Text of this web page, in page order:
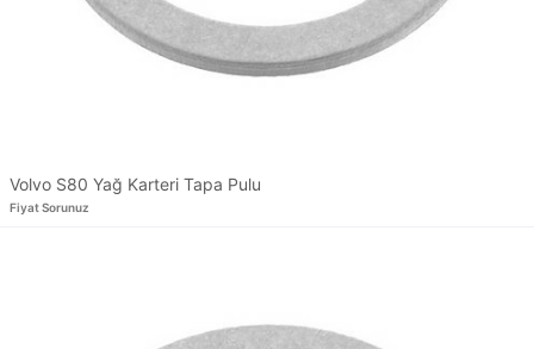
Volvo S80 Yağ Karteri Tapa Pulu
Fiyat Sorunuz